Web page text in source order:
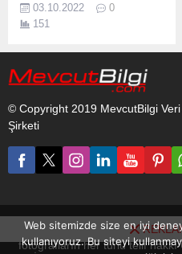
yılı başında oluşturulan Halk
Dansları Gösteri Ekibinin
03.10.2022
0
151
© Copyright 2019 MevcutBilgi Veri
Şirketi
www.mevcutbilgi.com internet
fotoğrafların her türlü telif
Web sitemizde size en iyi
kullanıyoruz. Bu siteyi